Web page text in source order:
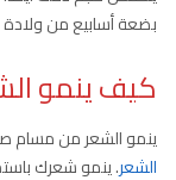
بضعة أسابيع من
كيف ينمو
ينمو الشعر من مسام
الشعر. ينمو شعرك